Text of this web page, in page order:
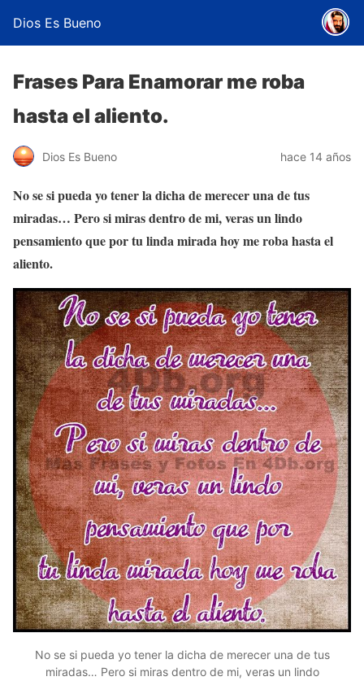
Dios Es Bueno
Frases Para Enamorar me roba
hasta el aliento.
Dios Es Bueno hace 14 años
No se si pueda yo tener la dicha de merecer una de tus
miradas… Pero si miras dentro de mi, veras un lindo
pensamiento que por tu linda mirada hoy me roba hasta el
aliento.
No se si pueda yo tener la dicha de merecer una de tus
miradas… Pero si miras dentro de mi, veras un lindo